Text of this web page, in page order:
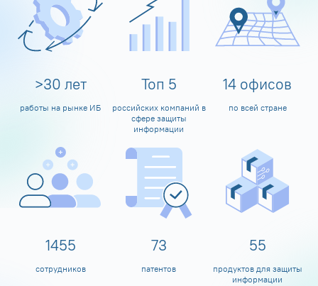
>30 лет
работы на рынке ИБ
Топ 5
российских компаний в
сфере защиты
информации
14 офисов
по всей стране
1600
сотрудников
80
патентов
60
продуктов для защиты
информации